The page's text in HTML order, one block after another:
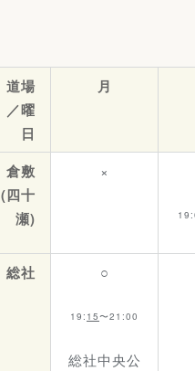
道場
／曜
日
月
倉敷
(四十
瀬)
×
総社 ○
19: 15〜21:00
総社中央公